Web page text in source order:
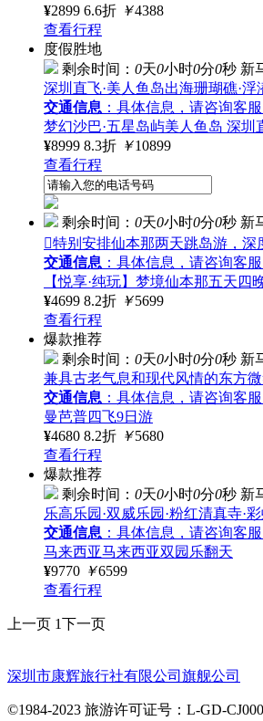
¥2899 6.6折 ￥4388
查看行程
度假胜地
剩余时间： 0天0小时0分0秒 新
深圳直飞·美人鱼岛出海珊瑚礁·
交通信息 ：具体信息，请咨询客
梦幻沙巴·五星岛屿美人鱼岛 深圳
¥8999 8.3折 ￥10899
查看行程
剩余时间： 0天0小时0分0秒 新
特别安排仙本那两天跳岛游，
交通信息 ：具体信息，请咨询客
【悦享·纯玩】梦境仙本那五天四
¥4699 8.2折 ￥5699
查看行程
爆款推荐
剩余时间： 0天0小时0分0秒 新
兼具古老气息和现代风情的东方
交通信息 ：具体信息，请咨询客
曼芭普四飞9日游
¥4680 8.2折 ￥5680
查看行程
爆款推荐
剩余时间： 0天0小时0分0秒 新
乐高乐园·双威乐园·粉红清真寺·
交通信息 ：具体信息，请咨询客
马来西亚马来西亚双园乐翻天
¥9770 ￥6599
查看行程
上一页 1下一页
深圳市康辉旅行社有限公司旗舰公司
©1984-2023 旅游许可证号：L-GD-